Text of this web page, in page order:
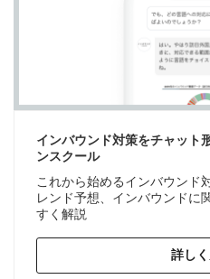
インバウンド対策をチャット
ンスクール
これから始めるインバウンド
レンド予想、インバウンドに
すく解説
詳し